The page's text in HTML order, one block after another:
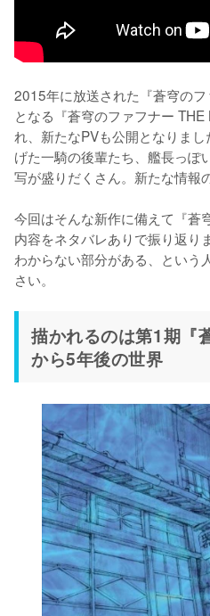
2015年に放送された『蒼穹の
となる『蒼穹のファフナー
れ、新たなPVも公開となりま
げた一騎の後輩たち、艦長っぽ
写が盛りだくさん。新たな情報
今回はそんな新作に備えて『蒼
内容をネタバレありで振り返り
わからない部分がある、という
さい。
描かれるのは第1期『
から5年後の世界